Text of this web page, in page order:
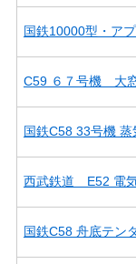
国鉄10000型・ア
C59 ６７号機 大
国鉄C58 33号機 蒸
西武鉄道 E52 電
国鉄C58 舟底テン